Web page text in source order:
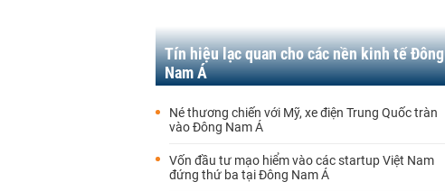
Tín hiệu lạc quan cho các nền kinh tế Đông
Nam Á​
Né thương chiến với Mỹ, xe điện Trung Quốc tràn
vào Đông Nam Á
Vốn đầu tư mạo hiểm vào các startup Việt Nam
đứng thứ ba tại Đông Nam Á